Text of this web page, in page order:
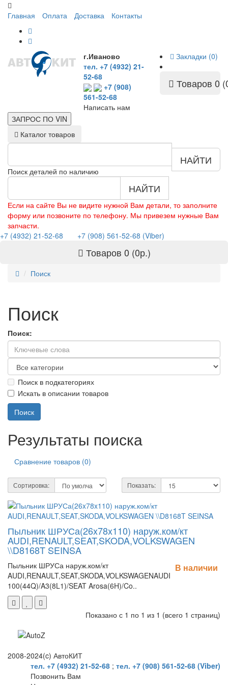
Главная Оплата Доставка Контакты
г.Иваново
тел. +7 (4932) 21-
52-68
+7 (908)
561-52-68
Написать нам
Закладки (0)
Товаров 0
ЗАПРОС ПО VIN
Каталог товаров
Поиск деталей по наличию
НАЙТИ
НАЙТИ
Если на сайте Вы не видите нужной Вам детали, то заполните
форму или позвоните по телефону. Мы привезем нужные Вам
запчасти.
+7 (4932) 21-52-68
+7 (908) 561-52-68 (Viber)
Товаров 0 (0р.)
Поиск
Поиск
Поиск:
Поиск в подкатегориях
Искать в описании товаров
Результаты поиска
Сравнение товаров (0)
Сортировка: Показать:
Пыльник ШРУСа(26x78x110) наруж.ком/кт
AUDI,RENAULT,SEAT,SKODA,VOLKSWAGEN
\\D8168T SEINSA
Пыльник ШРУСа наруж.ком/кт
AUDI,RENAULT,SEAT,SKODA,VOLKSWAGENAUDI
100(44Q)/A3(8L1)/SEAT Arosa(6H)/Co..
В наличии
Показано с 1 по 1 из 1 (всего 1 страниц)
2008-2024(c) АвтоКИТ
тел. +7 (4932) 21-52-68 ; тел. +7 (908) 561-52-68 (Viber)
Позвонить Вам